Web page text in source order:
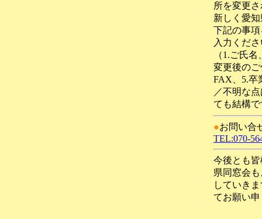
所を変更
新しく愛
下記の事
入力くだ
（1.ご氏
変更後の
FAX、5.卒
／不明な
ても結構
●お問い合
TEL:070-
今後とも
県同窓会
していき
てお願い